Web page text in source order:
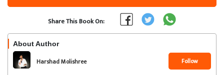
Share This Book On:
About Author
Harshad Molishree Follow